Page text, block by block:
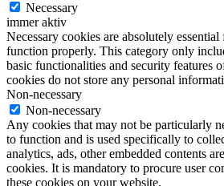
Necessary
immer aktiv
Necessary cookies are absolutely
function properly. This category only
basic functionalities and security features
cookies do not store any personal
Non-necessary
Non-necessary
Any cookies that may not be particularly
to function and is used specifically to
analytics, ads, other embedded contents
cookies. It is mandatory to procure user
these cookies on your website.